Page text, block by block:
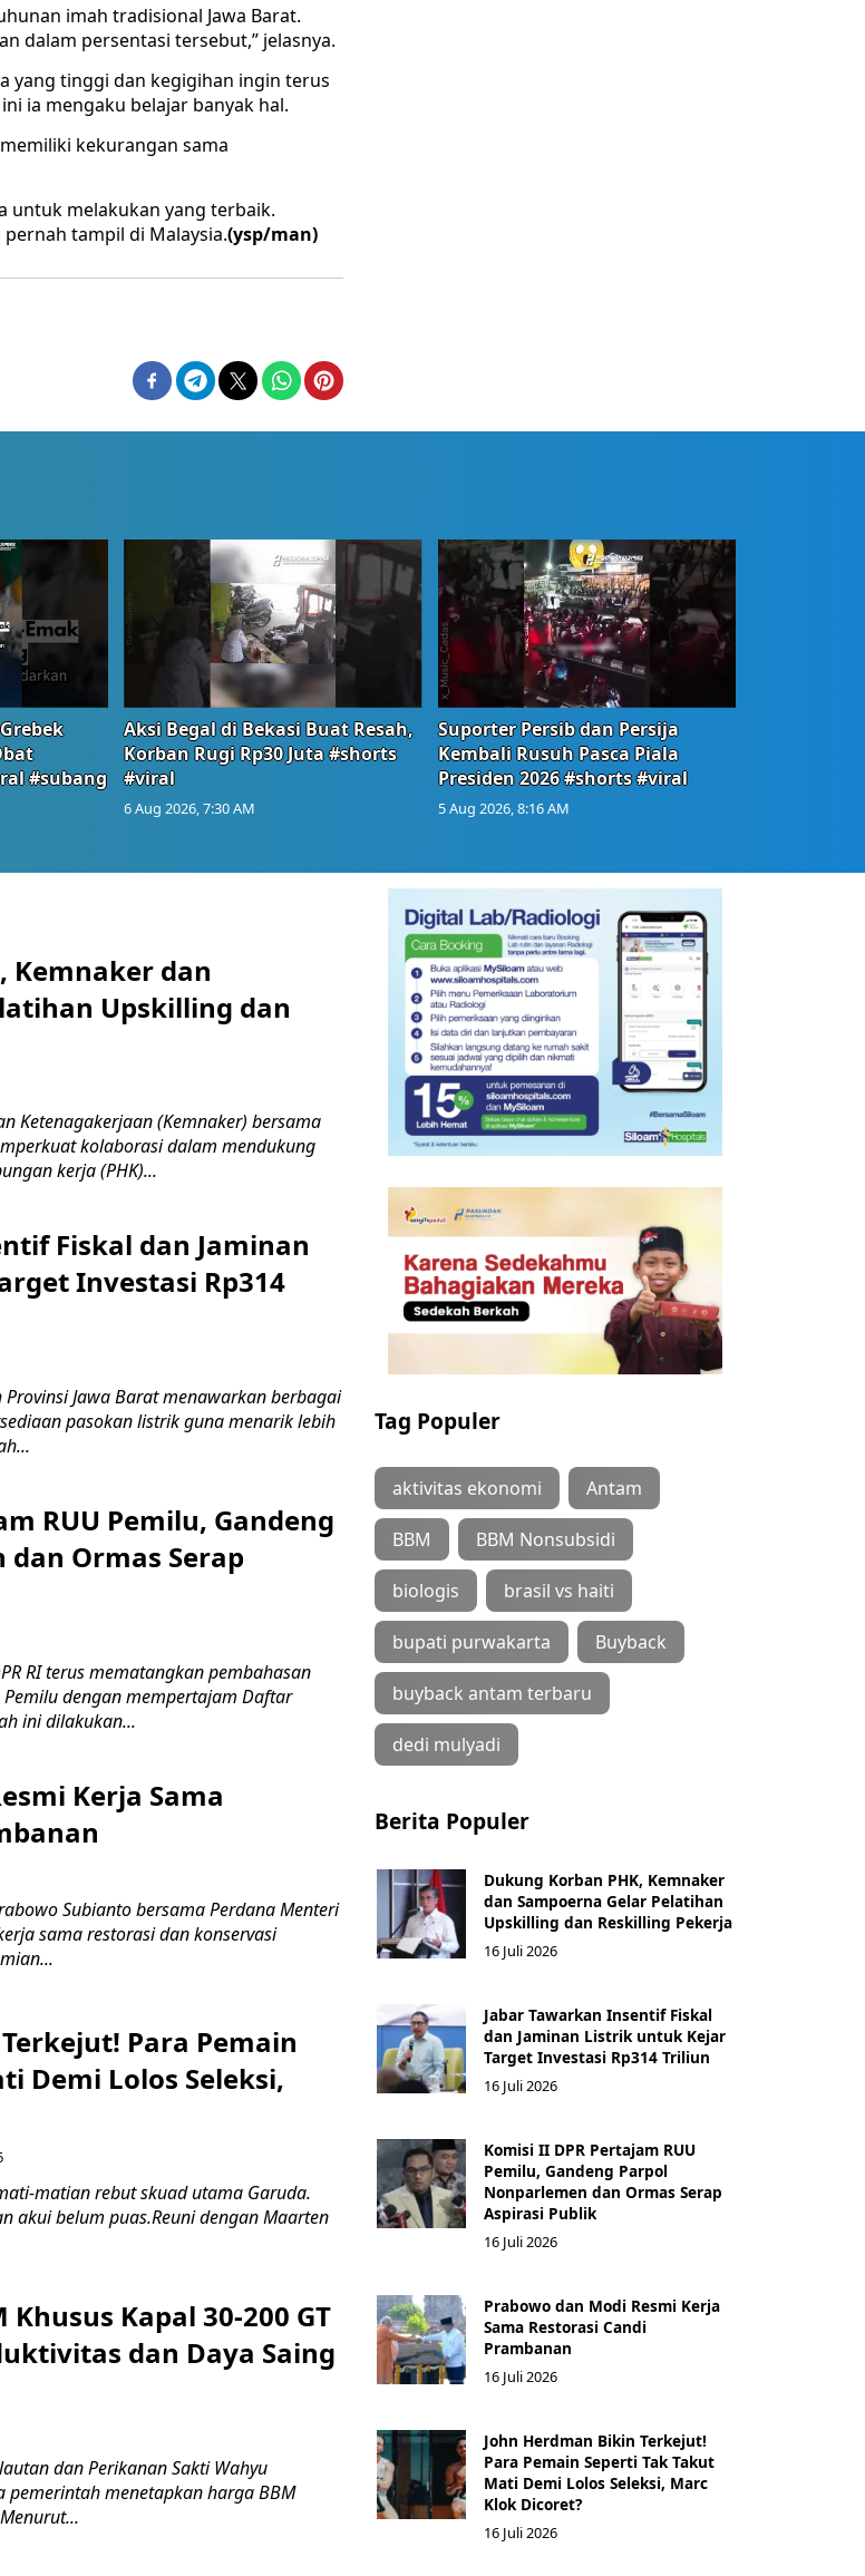
imah tradisional Jawa Barat.
dalam persentasi tersebut,” jelasnya.
yang tinggi dan kegigihan ingin terus
ia mengaku belajar banyak hal.
kekurangan sama
untuk melakukan yang terbaik.
tampil di Malaysia.(ysp/man)
#subang
Aksi Begal di Bekasi Buat Resah,
Korban Rugi Rp30 Juta #shorts
#viral
6 Aug 2026, 7:30 AM
Suporter Persib dan Persija
Kembali Rusuh Pasca Piala
Presiden 2026 #shorts #viral
5 Aug 2026, 8:16 AM
Kemnaker dan
Upskilling dan
Ketenagakerjaan (Kemnaker) bersama
kolaborasi dalam mendukung
kerja (PHK)...
Fiskal dan Jaminan
Investasi Rp314
Provinsi Jawa Barat menawarkan berbagai
pasokan listrik guna menarik lebih
RUU Pemilu, Gandeng
Ormas Serap
RI terus mematangkan pembahasan
dengan mempertajam Daftar
ini dilakukan...
Kerja Sama
Subianto bersama Perdana Menteri
sama restorasi dan konservasi
Para Pemain
Demi Lolos Seleksi,
mati-matian rebut skuad utama Garuda.
akui belum puas.Reuni dengan Maarten
Kapal 30-200 GT
dan Daya Saing
dan Perikanan Sakti Wahyu
pemerintah menetapkan harga BBM
Tag Populer
aktivitas ekonomi Antam
BBM BBM Nonsubsidi
biologis brasil vs haiti
bupati purwakarta Buyback
buyback antam terbaru
dedi mulyadi
Berita Populer
Dukung Korban PHK, Kemnaker
dan Sampoerna Gelar Pelatihan
Upskilling dan Reskilling Pekerja
16 Juli 2026
Jabar Tawarkan Insentif Fiskal
dan Jaminan Listrik untuk Kejar
Target Investasi Rp314 Triliun
16 Juli 2026
Komisi II DPR Pertajam RUU
Pemilu, Gandeng Parpol
Nonparlemen dan Ormas Serap
Aspirasi Publik
16 Juli 2026
Prabowo dan Modi Resmi Kerja
Sama Restorasi Candi
Prambanan
16 Juli 2026
John Herdman Bikin Terkejut!
Para Pemain Seperti Tak Takut
Mati Demi Lolos Seleksi, Marc
Klok Dicoret?
16 Juli 2026